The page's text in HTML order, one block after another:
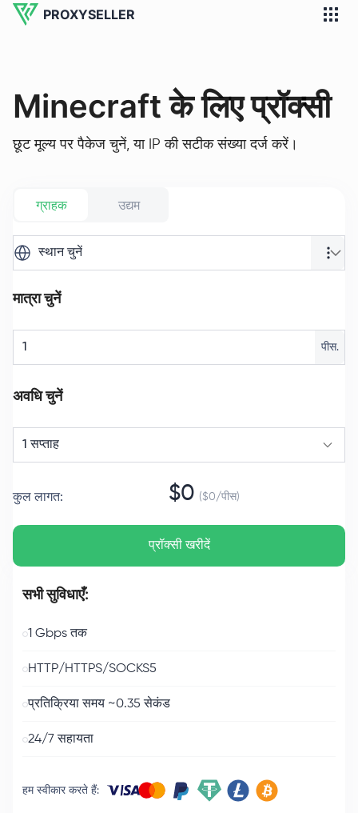
PROXYSELLER
Minecraft के लिए प्रॉक्सी
छूट मूल्य पर पैकेज चुनें, या IP की सटीक संख्या दर्ज करें।
ग्राहक उद्यम
स्थान चुनें
मात्रा चुनें
पीस.
अवधि चुनें
1 सप्ताह
कुल लागत: $0 ($0/पीस)
प्रॉक्सी खरीदें
सभी सुविधाएँ:
1 Gbps तक
HTTP/HTTPS/SOCKS5
प्रतिक्रिया समय ~0.35 सेकंड
24/7 सहायता
हम स्वीकार करते हैं: